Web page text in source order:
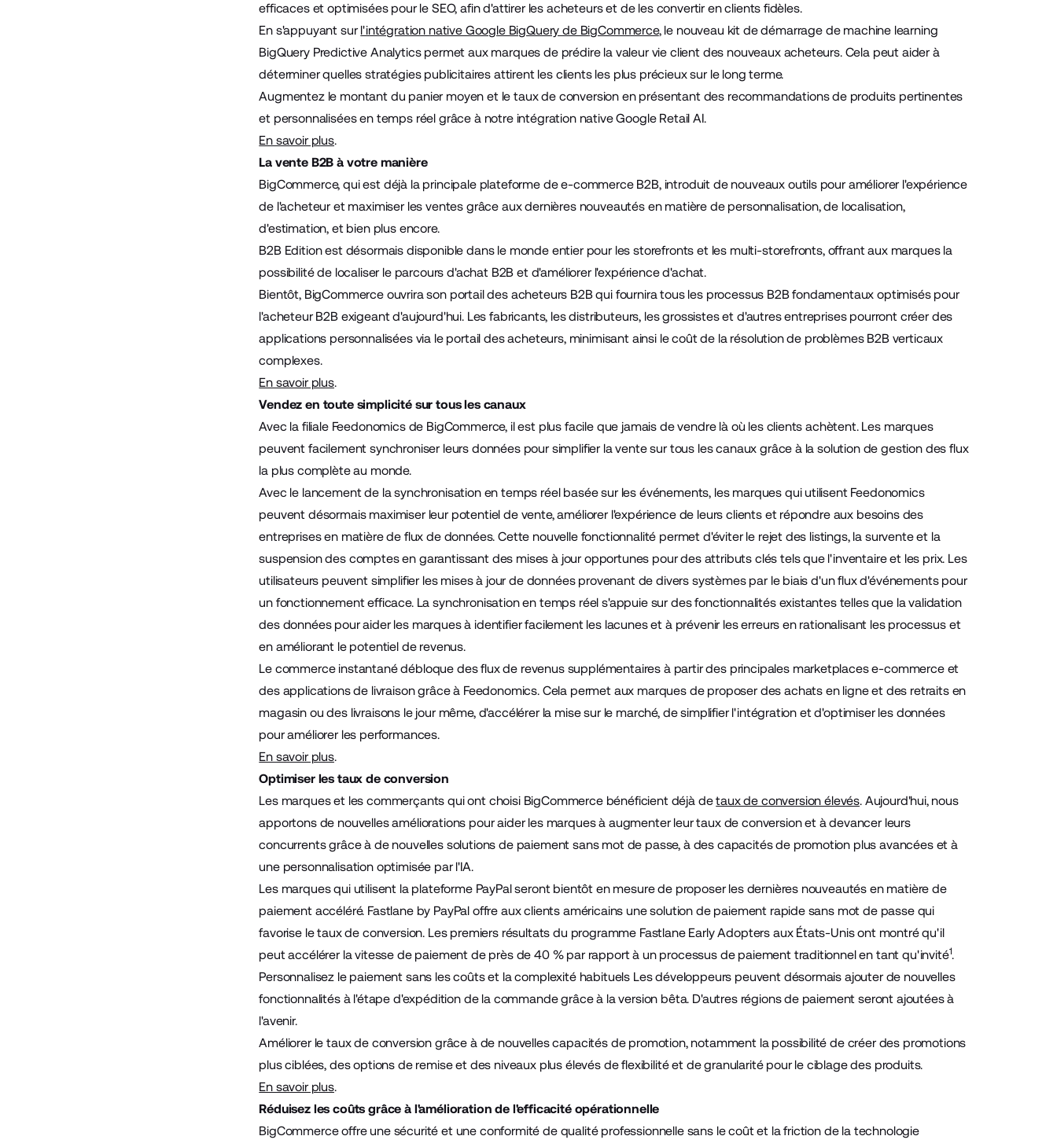
efficaces et optimisées pour le SEO, afin d'attirer les acheteurs et de les convertir en clients fidèles.
En s'appuyant surl'intégration native Google BigQuery de BigCommerce, le nouveau kit de démarrage de machine learning
BigQuery Predictive Analytics permet aux marques de prédire la valeur vie client des nouveaux acheteurs. Cela peut aider à
déterminer quelles stratégies publicitaires attirent les clients les plus précieux sur le long terme.
Augmentez le montant du panier moyen et le taux de conversion en présentant des recommandations de produits pertinentes
et personnalisées en temps réel grâce à notre intégration native Google Retail AI.
En savoir plus.
La vente B2B à votre manière
BigCommerce, qui est déjà la principale plateforme de e-commerce B2B, introduit de nouveaux outils pour améliorer l'expérience
de l'acheteur et maximiser les ventes grâce aux dernières nouveautés en matière de personnalisation, de localisation,
d'estimation, et bien plus encore.
B2B Edition est désormais disponible dans le monde entier pour les storefronts et les multi-storefronts, offrant aux marques la
possibilité de localiser le parcours d'achat B2B et d'améliorer l'expérience d'achat.
Bientôt, BigCommerce ouvrira son portail des acheteurs B2B qui fournira tous les processus B2B fondamentaux optimisés pour
l'acheteur B2B exigeant d'aujourd'hui. Les fabricants, les distributeurs, les grossistes et d'autres entreprises pourront créer des
applications personnalisées via le portail des acheteurs, minimisant ainsi le coût de la résolution de problèmes B2B verticaux
complexes.
En savoir plus.
Vendez en toute simplicité sur tous les canaux
Avec la filiale Feedonomics de BigCommerce, il est plus facile que jamais de vendre là où les clients achètent. Les marques
peuvent facilement synchroniser leurs données pour simplifier la vente sur tous les canaux grâce à la solution de gestion des flux
la plus complète au monde.
Avec le lancement de la synchronisation en temps réel basée sur les événements, les marques qui utilisent Feedonomics
peuvent désormais maximiser leur potentiel de vente, améliorer l'expérience de leurs clients et répondre aux besoins des
entreprises en matière de flux de données. Cette nouvelle fonctionnalité permet d'éviter le rejet des listings, la survente et la
suspension des comptes en garantissant des mises à jour opportunes pour des attributs clés tels que l'inventaire et les prix. Les
utilisateurs peuvent simplifier les mises à jour de données provenant de divers systèmes par le biais d'un flux d'événements pour
un fonctionnement efficace. La synchronisation en temps réel s'appuie sur des fonctionnalités existantes telles que la validation
des données pour aider les marques à identifier facilement les lacunes et à prévenir les erreurs en rationalisant les processus et
en améliorant le potentiel de revenus.
Le commerce instantané débloque des flux de revenus supplémentaires à partir des principales marketplaces e-commerce et
des applications de livraison grâce à Feedonomics. Cela permet aux marques de proposer des achats en ligne et des retraits en
magasin ou des livraisons le jour même, d'accélérer la mise sur le marché, de simplifier l'intégration et d'optimiser les données
pour améliorer les performances.
En savoir plus.
Optimiser les taux de conversion
Les marques et les commerçants qui ont choisi BigCommerce bénéficient déjà detaux de conversion élevés. Aujourd'hui, nous
apportons de nouvelles améliorations pour aider les marques à augmenter leur taux de conversion et à devancer leurs
concurrents grâce à de nouvelles solutions de paiement sans mot de passe, à des capacités de promotion plus avancées et à
une personnalisation optimisée par l'IA.
Les marques qui utilisent la plateforme PayPal seront bientôt en mesure de proposer les dernières nouveautés en matière de
paiement accéléré. Fastlane by PayPal offre aux clients américains une solution de paiement rapide sans mot de passe qui
favorise le taux de conversion. Les premiers résultats du programme Fastlane Early Adopters aux États-Unis ont montré qu'il
peut accélérer la vitesse de paiement de près de 40 % par rapport à un processus de paiement traditionnel en tant qu'invité1.
Personnalisez le paiement sans les coûts et la complexité habituels Les développeurs peuvent désormais ajouter de nouvelles
fonctionnalités à l'étape d'expédition de la commande grâce à la version bêta. D'autres régions de paiement seront ajoutées à
l'avenir.
Améliorer le taux de conversion grâce à de nouvelles capacités de promotion, notamment la possibilité de créer des promotions
plus ciblées, des options de remise et des niveaux plus élevés de flexibilité et de granularité pour le ciblage des produits.
En savoir plus.
Réduisez les coûts grâce à l'amélioration de l'efficacité opérationnelle
BigCommerce offre une sécurité et une conformité de qualité professionnelle sans le coût et la friction de la technologie